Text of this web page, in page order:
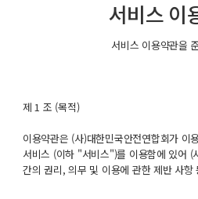
서비스 이
서비스 이용약관을
제 1 조 (목적)
이용약관은 (사)대한민국안전연합회가 이
서비스 (이하 "서비스")를 이용함에 있어 (
간의 권리, 의무 및 이용에 관한 제반 사항